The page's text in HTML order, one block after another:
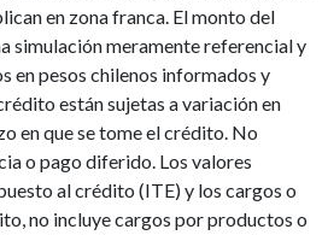
en zona franca. El monto del
simulación meramente referencial y
en pesos chilenos informados y
están sujetas a variación en
en que se tome el crédito. No
o pago diferido. Los valores
al crédito (ITE) y los cargos o
no incluye cargos por productos o